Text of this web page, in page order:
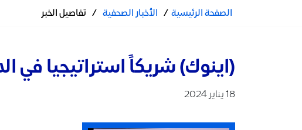
الصفحة الرئيسية/ الأخبار الصحفية / تفاصيل الخبر
(اينوك) شريكاً استراتيجيا في
18 يناير 2024